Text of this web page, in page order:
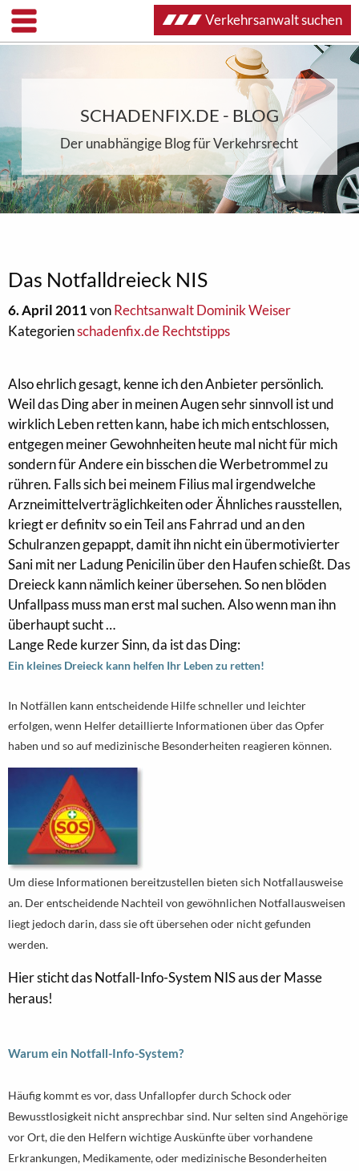
SCHADENFIX.DE - BLOG
Der unabhängige Blog für Verkehrsrecht
Das Notfalldreieck NIS
6. April 2011vonRechtsanwalt Dominik Weiser
Kategorienschadenfix.de Rechtstipps
Also ehrlich gesagt, kenne ich den Anbieter persönlich.
Weil das Ding aber in meinen Augen sehr sinnvoll ist und
wirklich Leben retten kann, habe ich mich entschlossen,
entgegen meiner Gewohnheiten heute mal nicht für mich
sondern für Andere ein bisschen die Werbetrommel zu
rühren. Falls sich bei meinem Filius mal irgendwelche
Arzneimittelverträglichkeiten oder Ähnliches rausstellen,
kriegt er definitv so ein Teil ans Fahrrad und an den
Schulranzen gepappt, damit ihn nicht ein übermotivierter
Sani mit ner Ladung Penicilin über den Haufen schießt. Das
Dreieck kann nämlich keiner übersehen. So nen blöden
Unfallpass muss man erst mal suchen. Also wenn man ihn
überhaupt sucht …
Lange Rede kurzer Sinn, da ist das Ding:
Ein kleines Dreieck kann helfen Ihr Leben zu retten!
In Notfällen kann entscheidende Hilfe schneller und leichter
erfolgen, wenn Helfer detaillierte Informationen über das Opfer
haben und so auf medizinische Besonderheiten reagieren können.
Um diese Informationen bereitzustellen bieten sich Notfallausweise
an. Der entscheidende Nachteil von gewöhnlichen Notfallausweisen
liegt jedoch darin, dass sie oft übersehen oder nicht gefunden
werden.
Hier sticht das Notfall-Info-System NIS aus der Masse
heraus!
Warum ein Notfall-Info-System?
Häufig kommt es vor, dass Unfallopfer durch Schock oder
Bewusstlosigkeit nicht ansprechbar sind. Nur selten sind Angehörige
vor Ort, die den Helfern wichtige Auskünfte über vorhandene
Erkrankungen, Medikamente, oder medizinische Besonderheiten
Verkehrsanwalt suchen